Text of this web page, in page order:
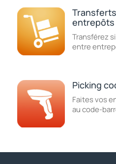
entrepôts
Transférez
entre
Picking
Faites vos
au code-